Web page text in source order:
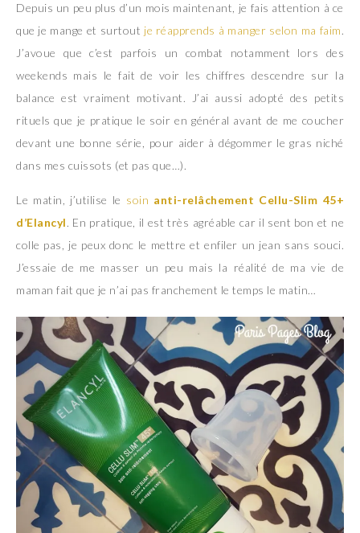
Depuis un peu plus d’un mois maintenant, je fais attention à ce
que je mange et surtout je réapprends à manger selon ma faim.
J’avoue que c’est parfois un combat notamment lors des
weekends mais le fait de voir les chiffres descendre sur la
balance est vraiment motivant. J’ai aussi adopté des petits
rituels que je pratique le soir en général avant de me coucher
devant une bonne série, pour aider à dégommer le gras niché
dans mes cuissots (et pas que…).
Le matin, j’utilise le soin anti-relâchement Cellu-Slim 45+
d’Elancyl. En pratique, il est très agréable car il sent bon et ne
colle pas, je peux donc le mettre et enfiler un jean sans souci.
J’essaie de me masser un peu mais la réalité de ma vie de
maman fait que je n’ai pas franchement le temps le matin…